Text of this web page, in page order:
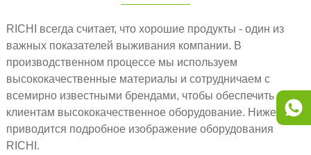
RICHI всегда считает, что хорошие продукты - один из
важных показателей выживания компании. В
производственном процессе мы используем
высококачественные материалы и сотрудничаем с
всемирно известными брендами, чтобы обеспечить
клиентам высококачественное оборудование. Ниже
приводится подробное изображение оборудования
RICHI.